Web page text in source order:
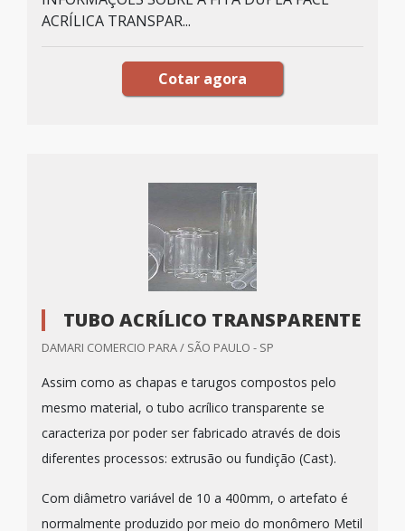
ACRÍLICA TRANSPAR...
Cotar agora
TUBO ACRÍLICO TRANSPARENTE
DAMARI COMERCIO PARA / SÃO PAULO - SP
Assim como as chapas e tarugos compostos pelo
mesmo material, o tubo acrílico transparente se
caracteriza por poder ser fabricado através de dois
diferentes processos: extrusão ou fundição (Cast).
Com diâmetro variável de 10 a 400mm, o artefato é
normalmente produzido por meio do monômero Metil